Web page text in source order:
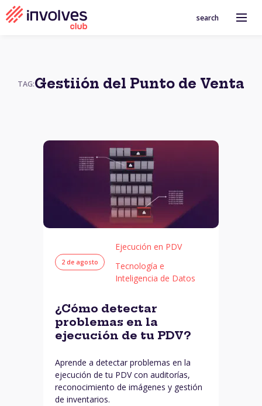
search
TAG:Gestiión del Punto de Venta
2 de agosto
Ejecución en PDV
Tecnología e
Inteligencia de Datos
¿Cómo detectar
problemas en la
ejecución de tu PDV?
Aprende a detectar problemas en la
ejecución de tu PDV con auditorías,
reconocimiento de imágenes y gestión
de inventarios.